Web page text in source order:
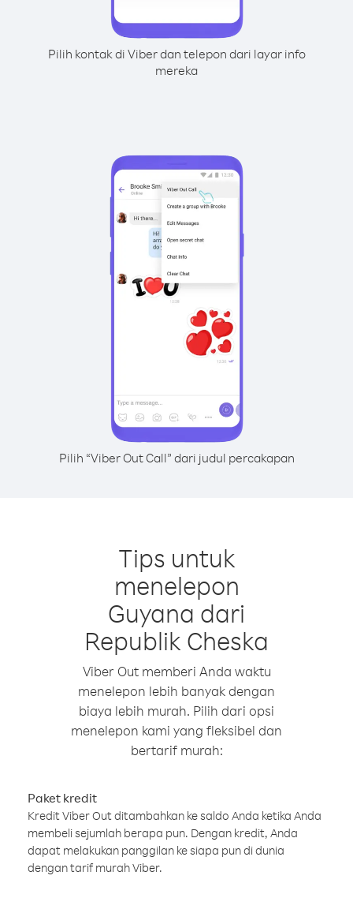
Pilih kontak di Viber dan telepon dari layar info
mereka
Pilih “Viber Out Call” dari judul percakapan
Tips untuk
menelepon
Guyana dari
Republik Cheska
Viber Out memberi Anda waktu
menelepon lebih banyak dengan
biaya lebih murah. Pilih dari opsi
menelepon kami yang fleksibel dan
bertarif murah:
Paket kredit
Kredit Viber Out ditambahkan ke saldo Anda ketika Anda
membeli sejumlah berapa pun. Dengan kredit, Anda
dapat melakukan panggilan ke siapa pun di dunia
dengan tarif murah Viber.